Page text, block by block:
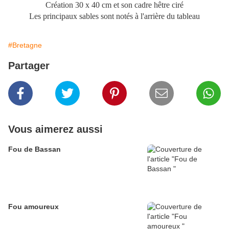
Création 30 x 40 cm et son cadre hêtre ciré
Les principaux sables sont notés à l'arrière du tableau
#Bretagne
Partager
Vous aimerez aussi
Fou de Bassan
Fou amoureux